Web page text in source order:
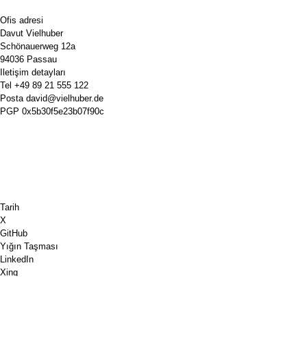
Ofis adresi
Davut Vielhuber
Schönauerweg 12a
94036 Passau
Iletişim detayları
Tel +49 89 21 555 122
Posta david@vielhuber.de
PGP 0x5b30f5e23b07f90c
Tarih
X
GitHub
Yığın Taşması
LinkedIn
Xing